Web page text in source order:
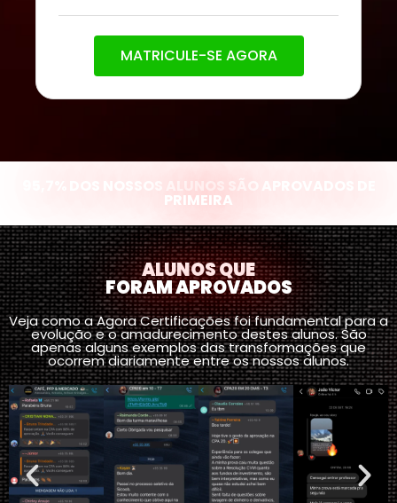
MATRICULE-SE AGORA
95,7% DOS NOSSOS ALUNOS SÃO APROVADOS DE
PRIMEIRA
ALUNOS QUE
FORAM APROVADOS
Veja como a Agora Certificações foi fundamental para a
evolução e o amadurecimento destes alunos. São
apenas alguns exemplos das transformações que
ocorrem diariamente entre os nossos alunos.